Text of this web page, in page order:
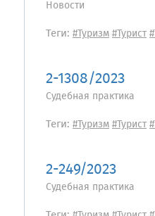
Новости
Теги: #Туризм#Турист
2-1308/2023
Судебная практика
Теги: #Туризм#Турист
2-249/2023
Судебная практика